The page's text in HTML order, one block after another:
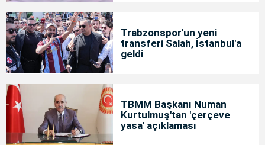
Trabzonspor'un yeni
transferi Salah, İstanbul'a
geldi
TBMM Başkanı Numan
Kurtulmuş'tan 'çerçeve
yasa' açıklaması